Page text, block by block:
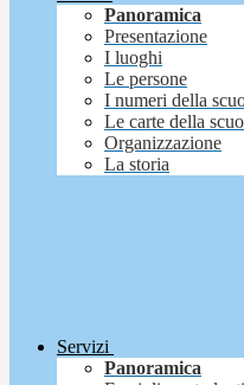
Panoramica
Presentazione
I luoghi
Le persone
I numeri della
Le carte della
Organizzazione
La storia
Servizi
Panoramica